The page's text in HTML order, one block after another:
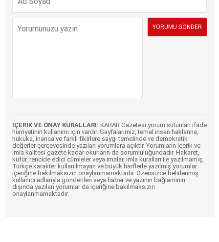
İÇERİK VE ONAY KURALLARI: KARAR Gazetesi yorum sütunları ifade
hürriyetinin kullanımı için vardır. Sayfalarımız, temel insan haklarına,
hukuka, inanca ve farklı fikirlere saygı temelinde ve demokratik
değerler çerçevesinde yazılan yorumlara açıktır. Yorumların içerik ve
imla kalitesi gazete kadar okurların da sorumluluğundadır. Hakaret,
küfür, rencide edici cümleler veya imalar, imla kuralları ile yazılmamış,
Türkçe karakter kullanılmayan ve büyük harflerle yazılmış yorumlar
içeriğine bakılmaksızın onaylanmamaktadır. Özensizce belirlenmiş
kullanıcı adlarıyla gönderilen veya haber ve yazının bağlamının
dışında yazılan yorumlar da içeriğine bakılmaksızın
onaylanmamaktadır.